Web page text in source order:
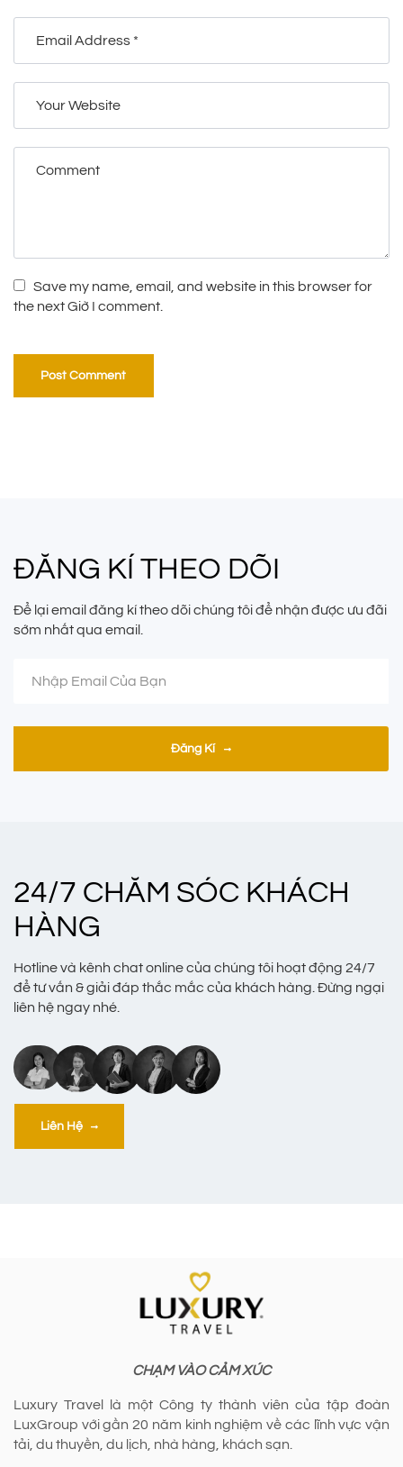
Save my name, email, and website in this browser for
the next Giờ I comment.
ĐĂNG KÍ THEO DÕI
Để lại email đăng kí theo dõi chúng tôi để nhận được ưu đãi
sớm nhất qua email.
Đăng Kí
24/7 CHĂM SÓC KHÁCH
HÀNG
Hotline và kênh chat online của chúng tôi hoạt động 24/7
để tư vấn & giải đáp thắc mắc của khách hàng. Đừng ngại
liên hệ ngay nhé.
Liên Hệ
CHẠM VÀO CẢM XÚC
Luxury Travel là một Công ty thành viên của tập đoàn
LuxGroup với gần 20 năm kinh nghiệm về các lĩnh vực vận
tải, du thuyền, du lịch, nhà hàng, khách sạn.